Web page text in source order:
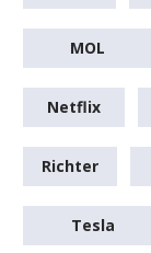
MOL
Netflix
Richter
Tesla